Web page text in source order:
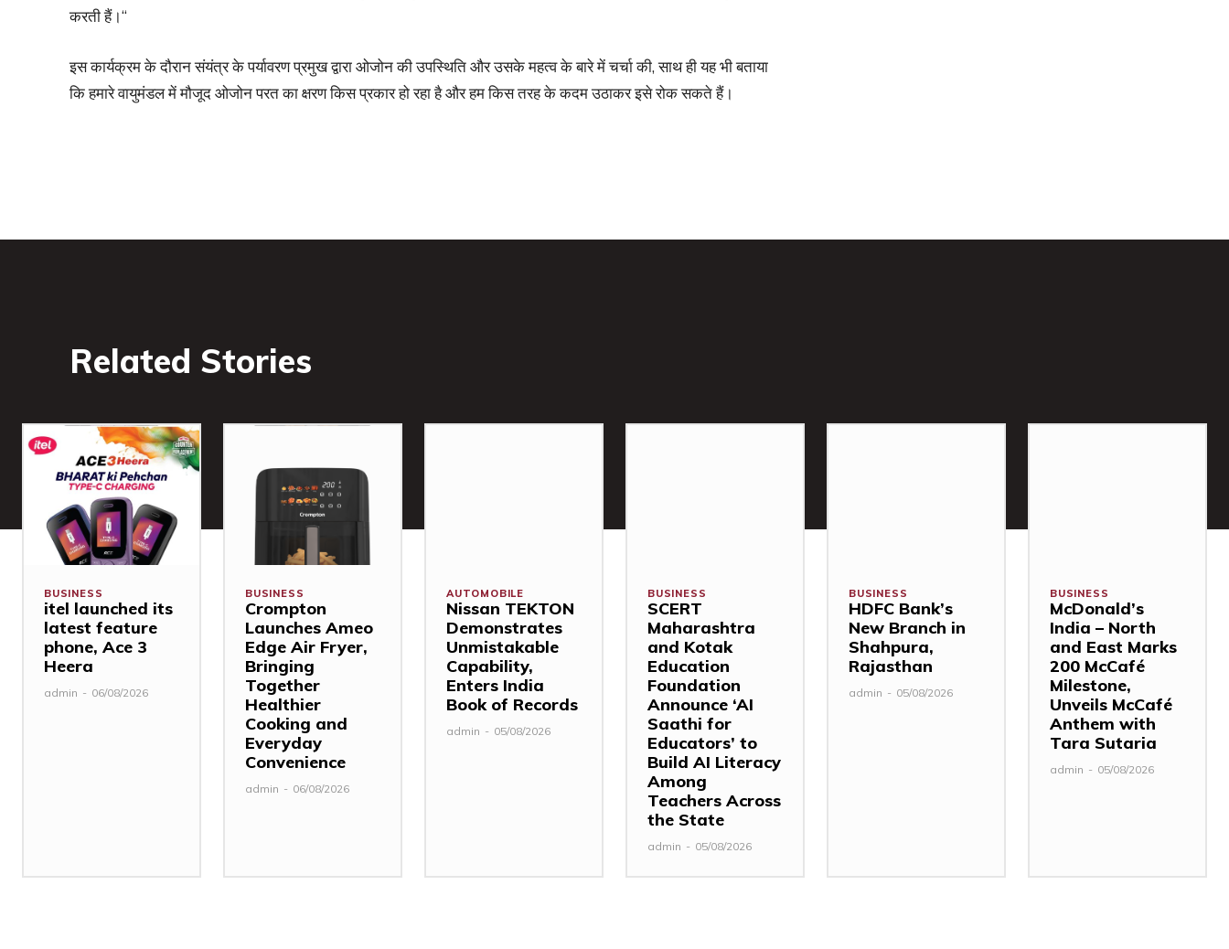
करती हैं।“
इस कार्यक्रम के दौरान संयंत्र के पर्यावरण प्रमुख द्वारा ओजोन की उपस्थिति और उसके महत्व के बारे में चर्चा की, साथ ही यह भी बताया
कि हमारे वायुमंडल में मौजूद ओजोन परत का क्षरण किस प्रकार हो रहा है और हम किस तरह के कदम उठाकर इसे रोक सकते हैं।
Related Stories
BUSINESS
itel launched its
latest feature
phone, Ace 3
Heera
admin - 06/08/2026
BUSINESS
Crompton
Launches Ameo
Edge Air Fryer,
Bringing
Together
Healthier
Cooking and
Everyday
Convenience
admin - 06/08/2026
AUTOMOBILE
Nissan TEKTON
Demonstrates
Unmistakable
Capability,
Enters India
Book of Records
admin - 05/08/2026
BUSINESS
SCERT
Maharashtra
and Kotak
Education
Foundation
Announce ‘AI
Saathi for
Educators’ to
Build AI Literacy
Among
Teachers Across
the State
admin - 05/08/2026
BUSINESS
HDFC Bank’s
New Branch in
Shahpura,
Rajasthan
admin - 05/08/2026
BUSINESS
McDonald’s
India – North
and East Marks
200 McCafé
Milestone,
Unveils McCafé
Anthem with
Tara Sutaria
admin - 05/08/2026